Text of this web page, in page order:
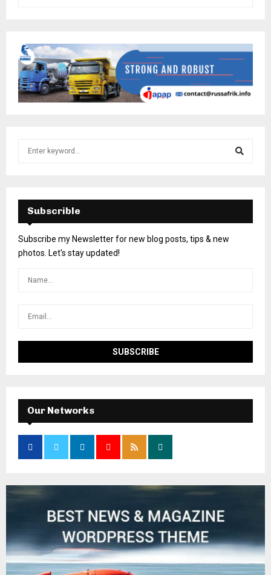
Subscrible
Subscribe my Newsletter for new blog posts, tips & new
photos. Let's stay updated!
Our Networks